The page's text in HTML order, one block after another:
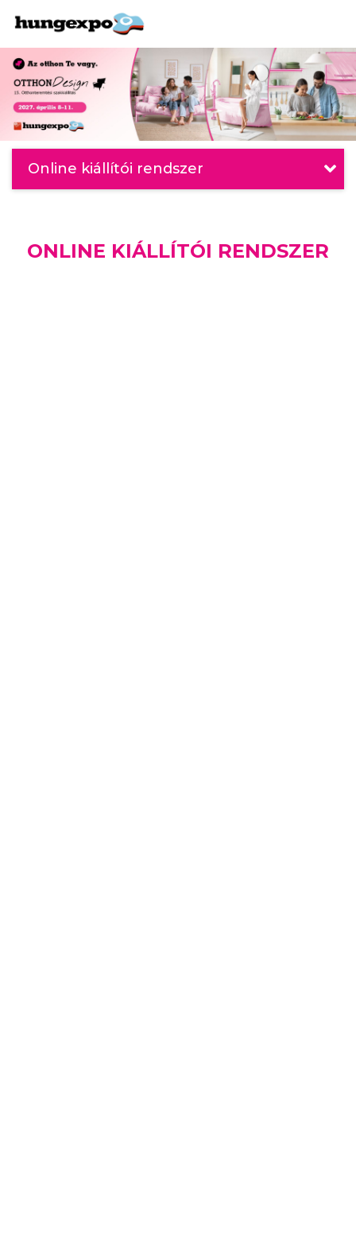
Online kiállítói rendszer
ONLINE KIÁLLÍTÓI RENDSZER